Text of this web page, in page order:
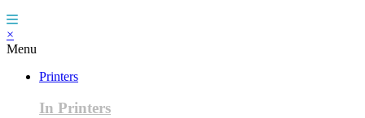
×
Menu
Printers
In Printers